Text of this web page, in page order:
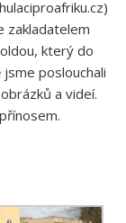
zakladatelem
který do
poslouchali
a videí.